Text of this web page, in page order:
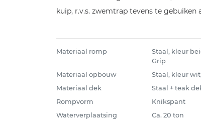
kuip, r.v.s. zwemtrap tevens te gebuiken
Materiaal romp
Staal, kleur
Grip
Materiaal opbouw
Staal, kleur
Materiaal dek
Staal + teak
Rompvorm
Knikspant
Waterverplaatsing
Ca. 20 ton